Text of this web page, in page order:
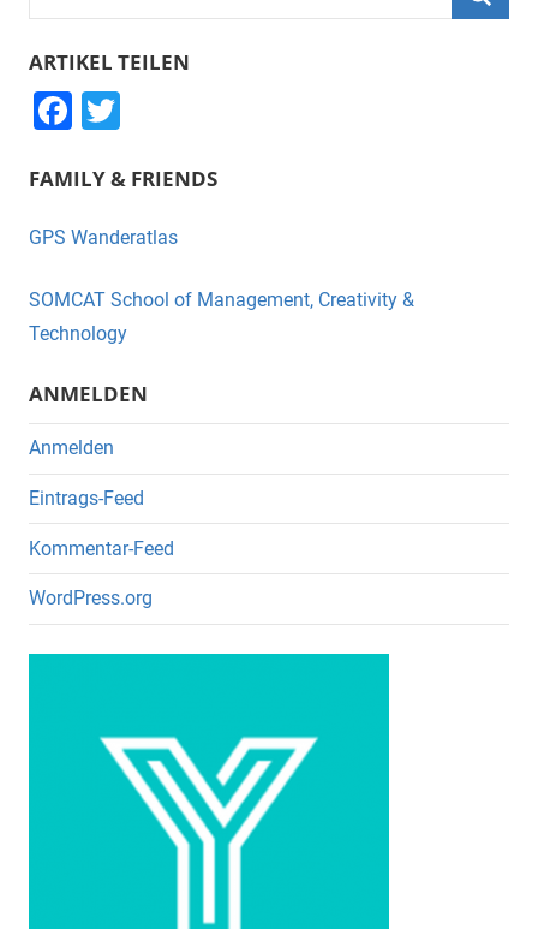
nach:
ARTIKEL TEILEN
F
c
e
o
o
k
tt
er
FAMILY & FRIENDS
GPS Wanderatlas
SOMCAT School of Management, Creativity &
Technology
ANMELDEN
Anmelden
Eintrags-Feed
Kommentar-Feed
WordPress.org